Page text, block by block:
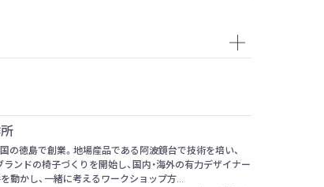
の徳島で創業。地場産品である阿波鏡台で技術を培い、
ンドの椅子づくりを開始し、国内・海外の有力デザイナー
動かし、一緒に考えるワークショップ方...